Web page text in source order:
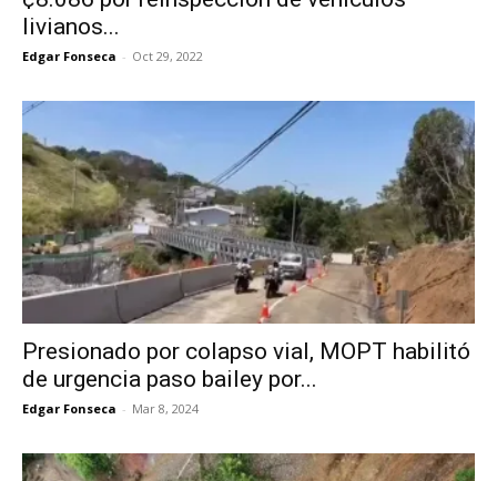
livianos...
Edgar Fonseca - Oct 29, 2022
Presionado por colapso vial, MOPT habilitó
de urgencia paso bailey por...
Edgar Fonseca - Mar 8, 2024